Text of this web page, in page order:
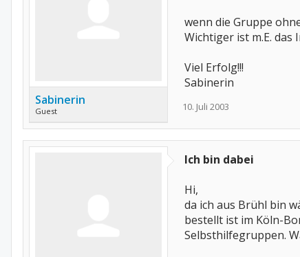
Sabinerin
Guest
wenn die Gruppe
Wichtiger ist m.E.
Viel Erfolg!!!
Sabinerin
10. Juli 2003
Ich bin dabei
Hi,
da ich aus Brühl bin
bestellt ist im Köln-
Selbsthilfegruppen.